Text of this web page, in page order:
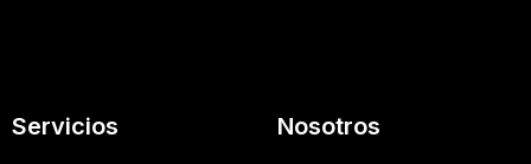
Servicios Nosotros